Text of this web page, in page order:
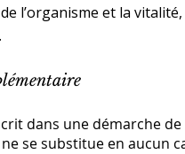
l’organisme et la
dans une démarche
se substitue en aucun